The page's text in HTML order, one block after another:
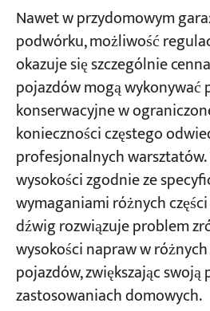
Nawet w przydomowym
podwórku, możliwość
okazuje się szczególnie
pojazdów mogą wykonywać
konserwacyjne w
konieczności częstego
profesjonalnych
wysokości zgodnie ze
wymaganiami różnych
dźwig rozwiązuje problem
wysokości napraw w
pojazdów, zwiększając
zastosowaniach domowych.